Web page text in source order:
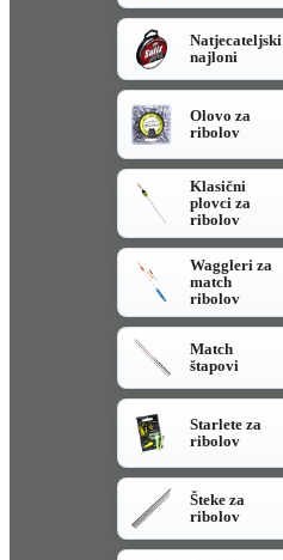
Natjecateljski
najloni
Olovo za
ribolov
Klasični
plovci za
ribolov
Waggleri za
match
ribolov
Match
štapovi
Starlete za
ribolov
Šteke za
ribolov